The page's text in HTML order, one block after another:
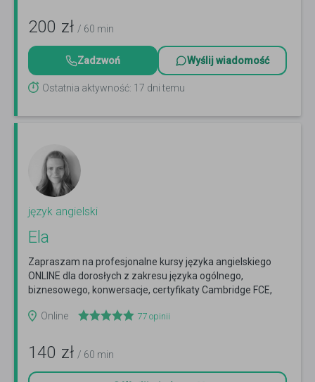
200 zł / 60 min
Zadzwoń Wyślij wiadomość
Ostatnia aktywność: 17 dni temu
język angielski
Ela
Zapraszam na profesjonalne kursy języka angielskiego
ONLINE dla dorosłych z zakresu języka ogólnego,
biznesowego, konwersacje, certyfikaty Cambridge FCE,
Online
77 opinii
140 zł / 60 min